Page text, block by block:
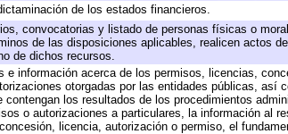
de los estados financieros.
convocatorias y listado de personas físicas o
de las disposiciones aplicables, realicen actos
de dichos recursos.
información acerca de los permisos, licencias,
otorgadas por las entidades públicas, así
los resultados de los procedimientos
o autorizaciones a particulares, la información al
licencia, autorización o permiso, el